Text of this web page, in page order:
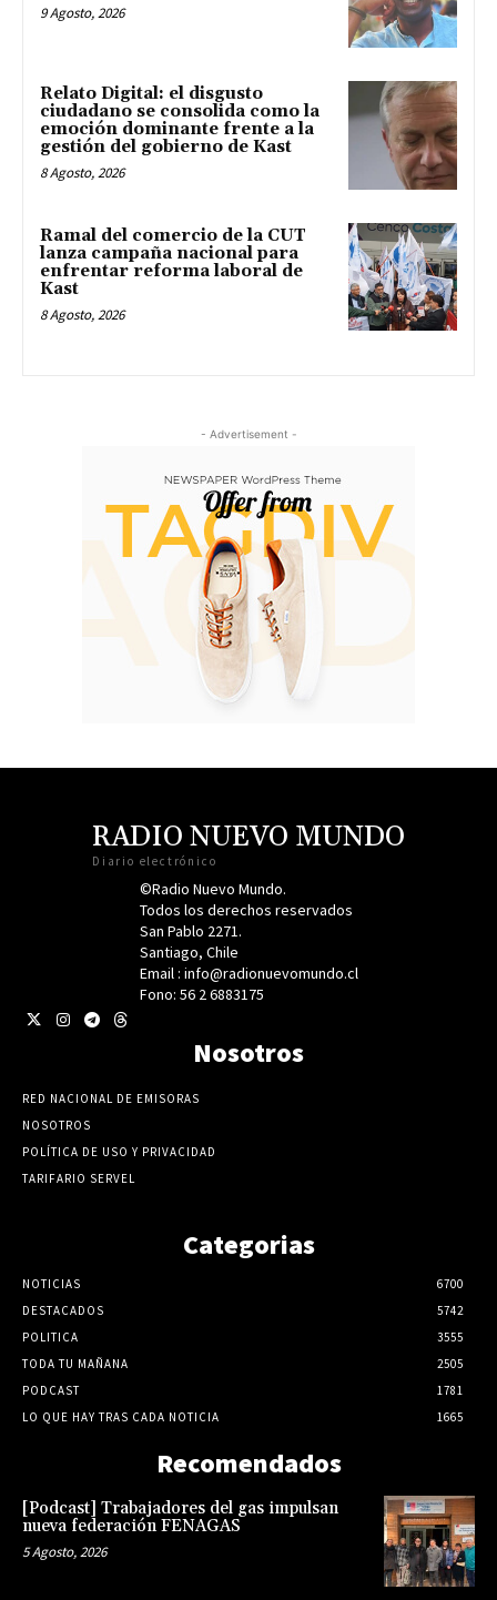
9 Agosto, 2026
Relato Digital: el disgusto
ciudadano se consolida como la
emoción dominante frente a la
gestión del gobierno de Kast
8 Agosto, 2026
Ramal del comercio de la CUT
lanza campaña nacional para
enfrentar reforma laboral de
Kast
8 Agosto, 2026
- Advertisement -
RADIO NUEVO MUNDO
Diario electrónico
©Radio Nuevo Mundo.
Todos los derechos reservados
San Pablo 2271.
Santiago, Chile
Email : info@radionuevomundo.cl
Fono: 56 2 6883175
Nosotros
RED NACIONAL DE EMISORAS
NOSOTROS
POLÍTICA DE USO Y PRIVACIDAD
TARIFARIO SERVEL
Categorias
NOTICIAS
6700
DESTACADOS
5742
POLITICA
3555
TODA TU MAÑANA
2505
PODCAST
1781
LO QUE HAY TRAS CADA NOTICIA
1665
Recomendados
[Podcast] Trabajadores del gas impulsan
nueva federación FENAGAS
5 Agosto, 2026